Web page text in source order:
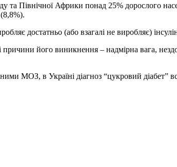
Північної Африки понад 25% дорослого
достатньо (або взагалі не виробляє)
його виникнення – надмірна вага,
МОЗ, в Україні діагноз “цукровий